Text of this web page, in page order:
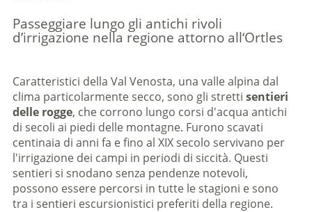
Passeggiare lungo gli antichi rivoli
d’irrigazione nella regione attorno all‘Ortles
Caratteristici della Val Venosta, una valle alpina dal
clima particolarmente secco, sono gli stretti sentieri
delle rogge, che corrono lungo corsi d'acqua antichi
di secoli ai piedi delle montagne. Furono scavati
centinaia di anni fa e fino al XIX secolo servivano per
l'irrigazione dei campi in periodi di siccità. Questi
sentieri si snodano senza pendenze notevoli,
possono essere percorsi in tutte le stagioni e sono
tra i sentieri escursionistici preferiti della regione.